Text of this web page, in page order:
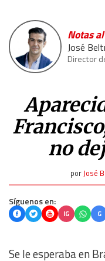
Notas
José
Director
no
porJosé
Síguenos en:
IG G
Se le esperaba en